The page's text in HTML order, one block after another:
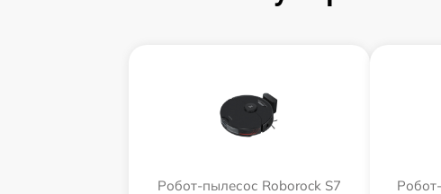
Робот-пылесос Roborock S7